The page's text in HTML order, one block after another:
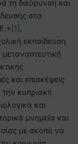
τη διεύρυνση και
στα
[1],
εκπαίδευση
και επισκέψεις
την κυπριακή
και
μνημεία και
με σκοπό να